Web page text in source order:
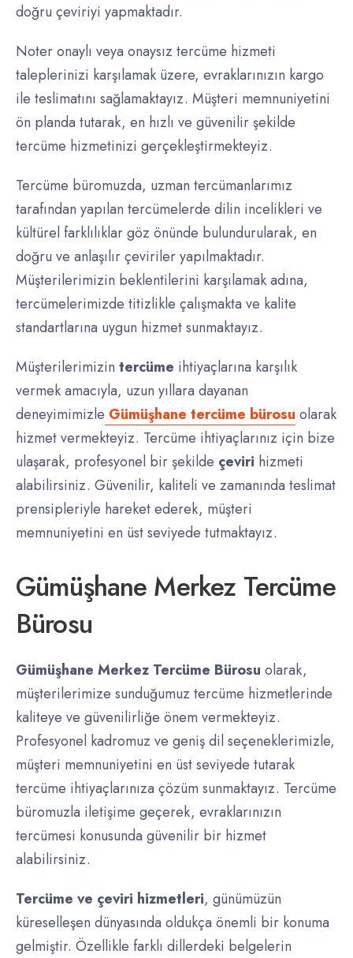
doğru çeviriyi yapmaktadır.
Noter onaylı veya onaysız tercüme hizmeti
taleplerinizi karşılamak üzere, evraklarınızın kargo
ile teslimatını sağlamaktayız. Müşteri memnuniyetini
ön planda tutarak, en hızlı ve güvenilir şekilde
tercüme hizmetinizi gerçekleştirmekteyiz.
Tercüme büromuzda, uzman tercümanlarımız
tarafından yapılan tercümelerde dilin incelikleri ve
kültürel farklılıklar göz önünde bulundurularak, en
doğru ve anlaşılır çeviriler yapılmaktadır.
Müşterilerimizin beklentilerini karşılamak adına,
tercümelerimizde titizlikle çalışmakta ve kalite
standartlarına uygun hizmet sunmaktayız.
Müşterilerimizin tercüme ihtiyaçlarına karşılık
vermek amacıyla, uzun yıllara dayanan
deneyimimizle Gümüşhane tercüme bürosu olarak
hizmet vermekteyiz. Tercüme ihtiyaçlarınız için bize
ulaşarak, profesyonel bir şekilde çeviri hizmeti
alabilirsiniz. Güvenilir, kaliteli ve zamanında teslimat
prensipleriyle hareket ederek, müşteri
memnuniyetini en üst seviyede tutmaktayız.
Gümüşhane Merkez Tercüme
Bürosu
Gümüşhane Merkez Tercüme Bürosu olarak,
müşterilerimize sunduğumuz tercüme hizmetlerinde
kaliteye ve güvenilirliğe önem vermekteyiz.
Profesyonel kadromuz ve geniş dil seçeneklerimizle,
müşteri memnuniyetini en üst seviyede tutarak
tercüme ihtiyaçlarınıza çözüm sunmaktayız. Tercüme
büromuzla iletişime geçerek, evraklarınızın
tercümesi konusunda güvenilir bir hizmet
alabilirsiniz.
Tercüme ve çeviri hizmetleri, günümüzün
küreselleşen dünyasında oldukça önemli bir konuma
gelmiştir. Özellikle farklı dillerdeki belgelerin